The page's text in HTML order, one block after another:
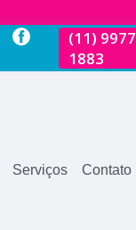
3600 (11)
1883
Serviços Contato